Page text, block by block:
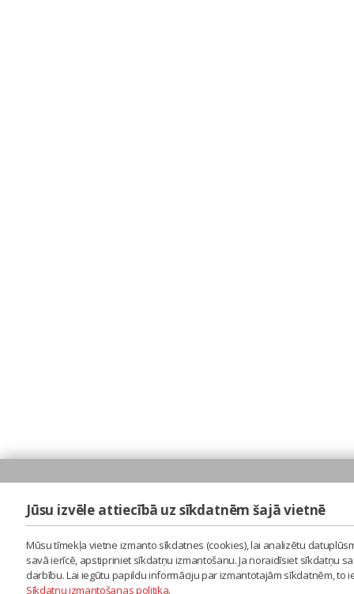
Jūsu izvēle attiecībā uz sīkdatnēm šajā vietnē
Mūsu tīmekļa vietne izmanto sīkdatnes (cookies), lai analizētu
savā ierīcē, apstipriniet sīkdatņu izmantošanu. Ja noraidīsiet sīkdatņu
darbību. Lai iegūtu papildu informāciju par izmantotajām sīkdatnēm,
Sīkdatņu izmantošanas politika.